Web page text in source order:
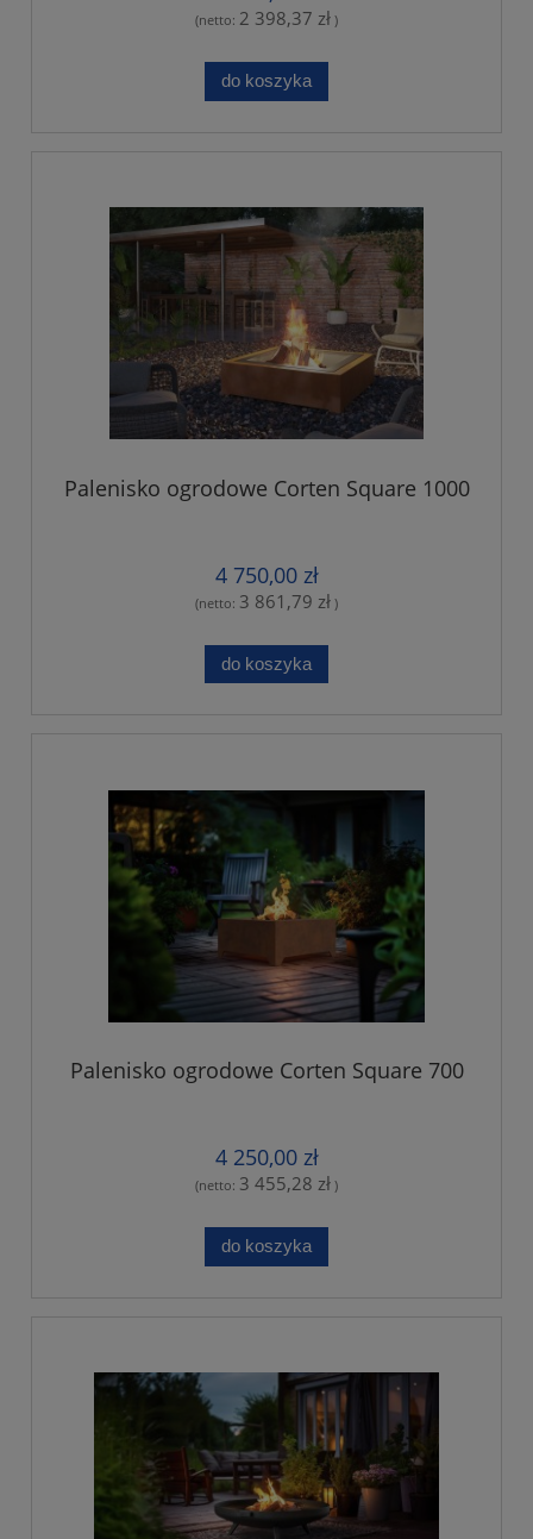
(netto: 2 398,37 zł )
do koszyka
Palenisko ogrodowe Corten Square 1000
4 750,00 zł
(netto: 3 861,79 zł )
do koszyka
Palenisko ogrodowe Corten Square 700
4 250,00 zł
(netto: 3 455,28 zł )
do koszyka